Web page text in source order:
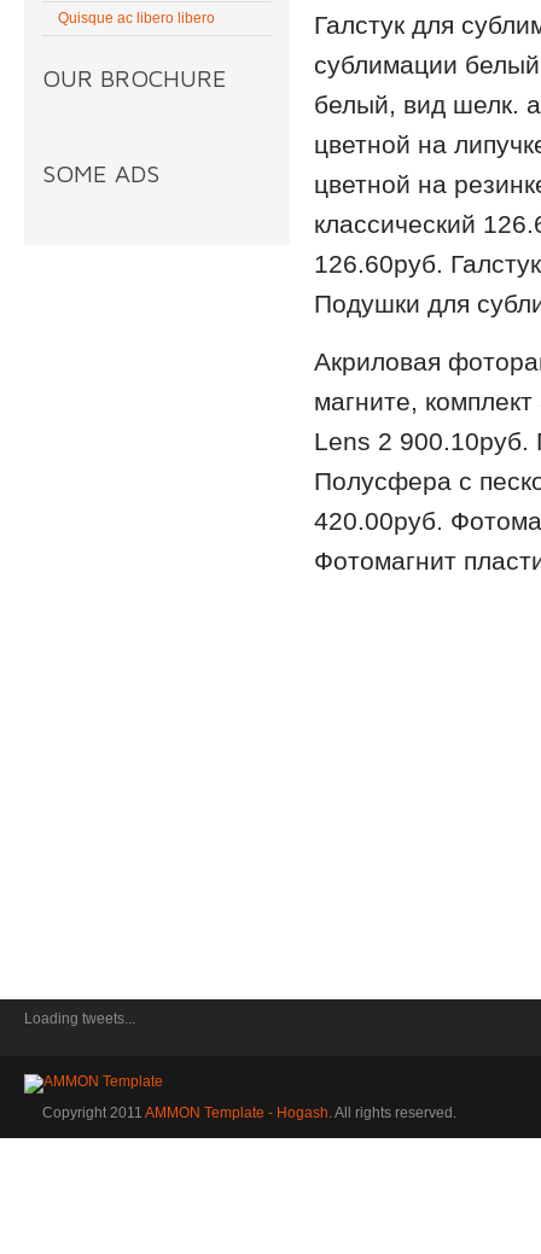
Quisque ac libero libero
OUR BROCHURE
SOME ADS
Галстук для
сублимации
белый, вид шелк.
цветной на
цветной на
классический
126.60руб.
Подушки для
Акриловая
магните,
Lens 2 900.10руб.
Полусфера с
420.00руб.
Фотомагнит
Loading tweets...
Copyright 2011 AMMON Template - Hogash. All rights reserved.